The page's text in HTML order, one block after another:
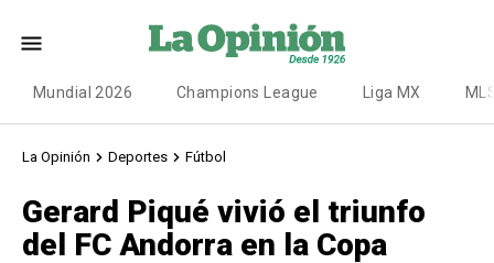
Mundial 2026 Champions League Liga MX
La Opinión Deportes Fútbol
Gerard Piqué vivió el triunfo
del FC Andorra en la Copa